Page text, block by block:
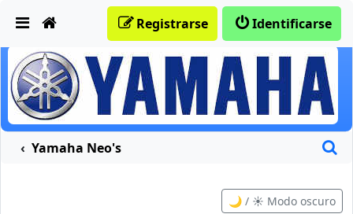
Identificarse
Registrarse
Yamaha Neo's
🌙 / ☀️ Modo oscuro